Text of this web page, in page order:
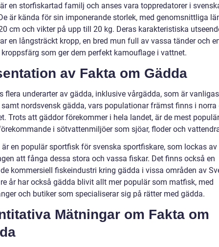
en storfiskartad familj och anses vara toppredatorer i
är kända för sin imponerande storlek, med genomsnittliga
cm och vikter på upp till 20 kg. Deras karakteristiska
en långsträckt kropp, en bred mun full av vassa tänder och
som ger dem perfekt kamouflage i vattnet.
av Fakta om Gädda
flera underarter av gädda, inklusive vårgädda, som är
samt nordsvensk gädda, vars populationar främst finns i norra
Trots att gäddor förekommer i hela landet, är de mest
i sötvattenmiljöer som sjöar, floder och
är en populär sportfisk för svenska sportfiskare, som lockas av
att fånga dessa stora och vassa fiskar. Det finns också en
kommersiell fiskeindustri kring gädda i vissa områden av
år har också gädda blivit allt mer populär som matfisk, med
och butiker som specialiserar sig på rätter med gädda.
Mätningar om Fakta om